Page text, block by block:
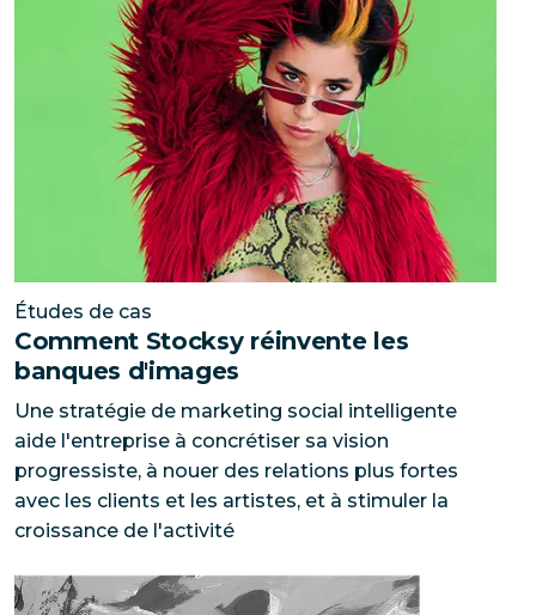
Études de cas
Comment Stocksy réinvente les
banques d'images
Une stratégie de marketing social intelligente
aide l'entreprise à concrétiser sa vision
progressiste, à nouer des relations plus fortes
avec les clients et les artistes, et à stimuler la
Comment un fabricant de friandises aux noix de